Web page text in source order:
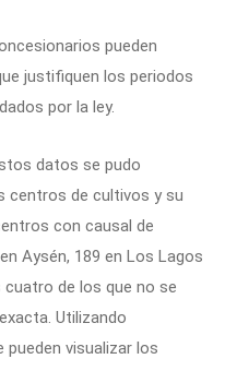
pueden
justifiquen los periodos
por la ley.
datos se pudo
centros de cultivos y su
con causal de
Aysén, 189 en Los Lagos
de los que no se
Utilizando
visualizar los